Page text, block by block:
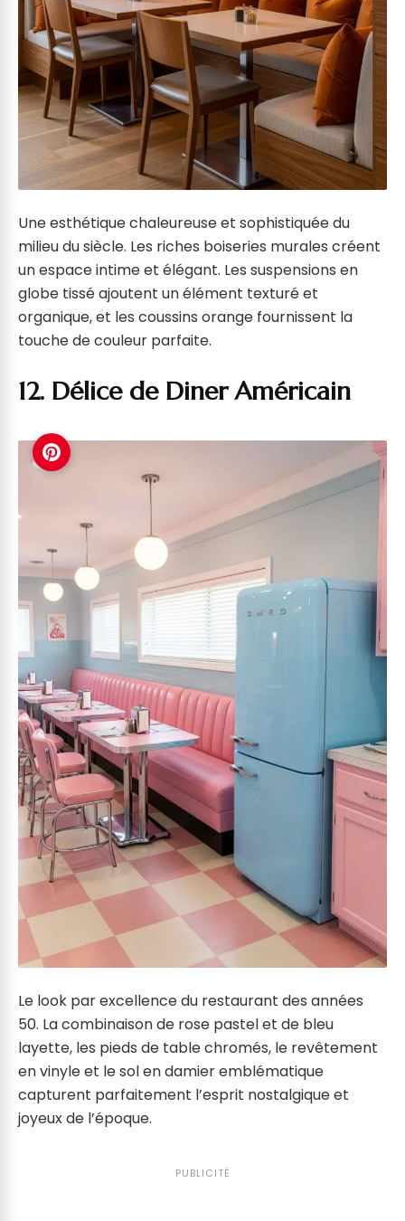
Une esthétique chaleureuse et sophistiquée du
milieu du siècle. Les riches boiseries murales créent
un espace intime et élégant. Les suspensions en
globe tissé ajoutent un élément texturé et
organique, et les coussins orange fournissent la
touche de couleur parfaite.
12. Délice de Diner Américain
Le look par excellence du restaurant des années
50. La combinaison de rose pastel et de bleu
layette, les pieds de table chromés, le revêtement
en vinyle et le sol en damier emblématique
capturent parfaitement l’esprit nostalgique et
joyeux de l’époque.
PUBLICITÉ